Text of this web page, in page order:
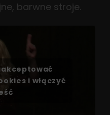
barwne stroje.
i włączyć